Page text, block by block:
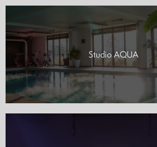
Studio AQUA